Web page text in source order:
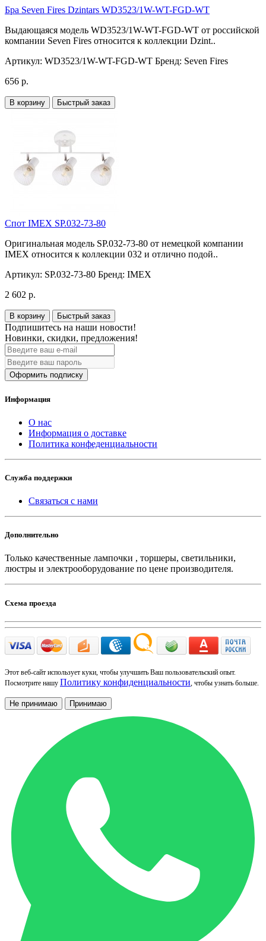
Бра Seven Fires Dzintars WD3523/1W-WT-FGD-WT
Выдающаяся модель WD3523/1W-WT-FGD-WT от российской
компании Seven Fires относится к коллекции Dzint..
Артикул: WD3523/1W-WT-FGD-WT Бренд: Seven Fires
656 р.
В корзину Быстрый заказ
Спот IMEX SP.032-73-80
Оригинальная модель SP.032-73-80 от немецкой компании
IMEX относится к коллекции 032 и отлично подой..
Артикул: SP.032-73-80 Бренд: IMEX
2 602 р.
В корзину Быстрый заказ
Подпишитесь на наши новости!
Новинки, скидки, предложения!
Оформить подписку
Информация
О нас
Информация о доставке
Политика конфеденциальности
Служба поддержки
Связаться с нами
Дополнительно
Только качественные лампочки , торшеры, светильники,
люстры и электрооборудование по цене производителя.
Схема проезда
Этот веб-сайт использует куки, чтобы улучшить Ваш пользовательский опыт.
Посмотрите нашу Политику конфиденциальности, чтобы узнать больше.
Не принимаю Принимаю